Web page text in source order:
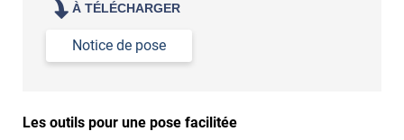
À TÉLÉCHARGER
Notice de pose
Les outils pour une pose facilitée